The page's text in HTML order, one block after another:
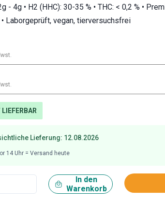
- 4g • H2 (HHC): 30-35 % • THC: < 0,2 % •
Laborgeprüft, vegan, tierversuchsfrei
Lieferung: 12.08.2026
14 Uhr = Versand heute
In den
Warenkorb